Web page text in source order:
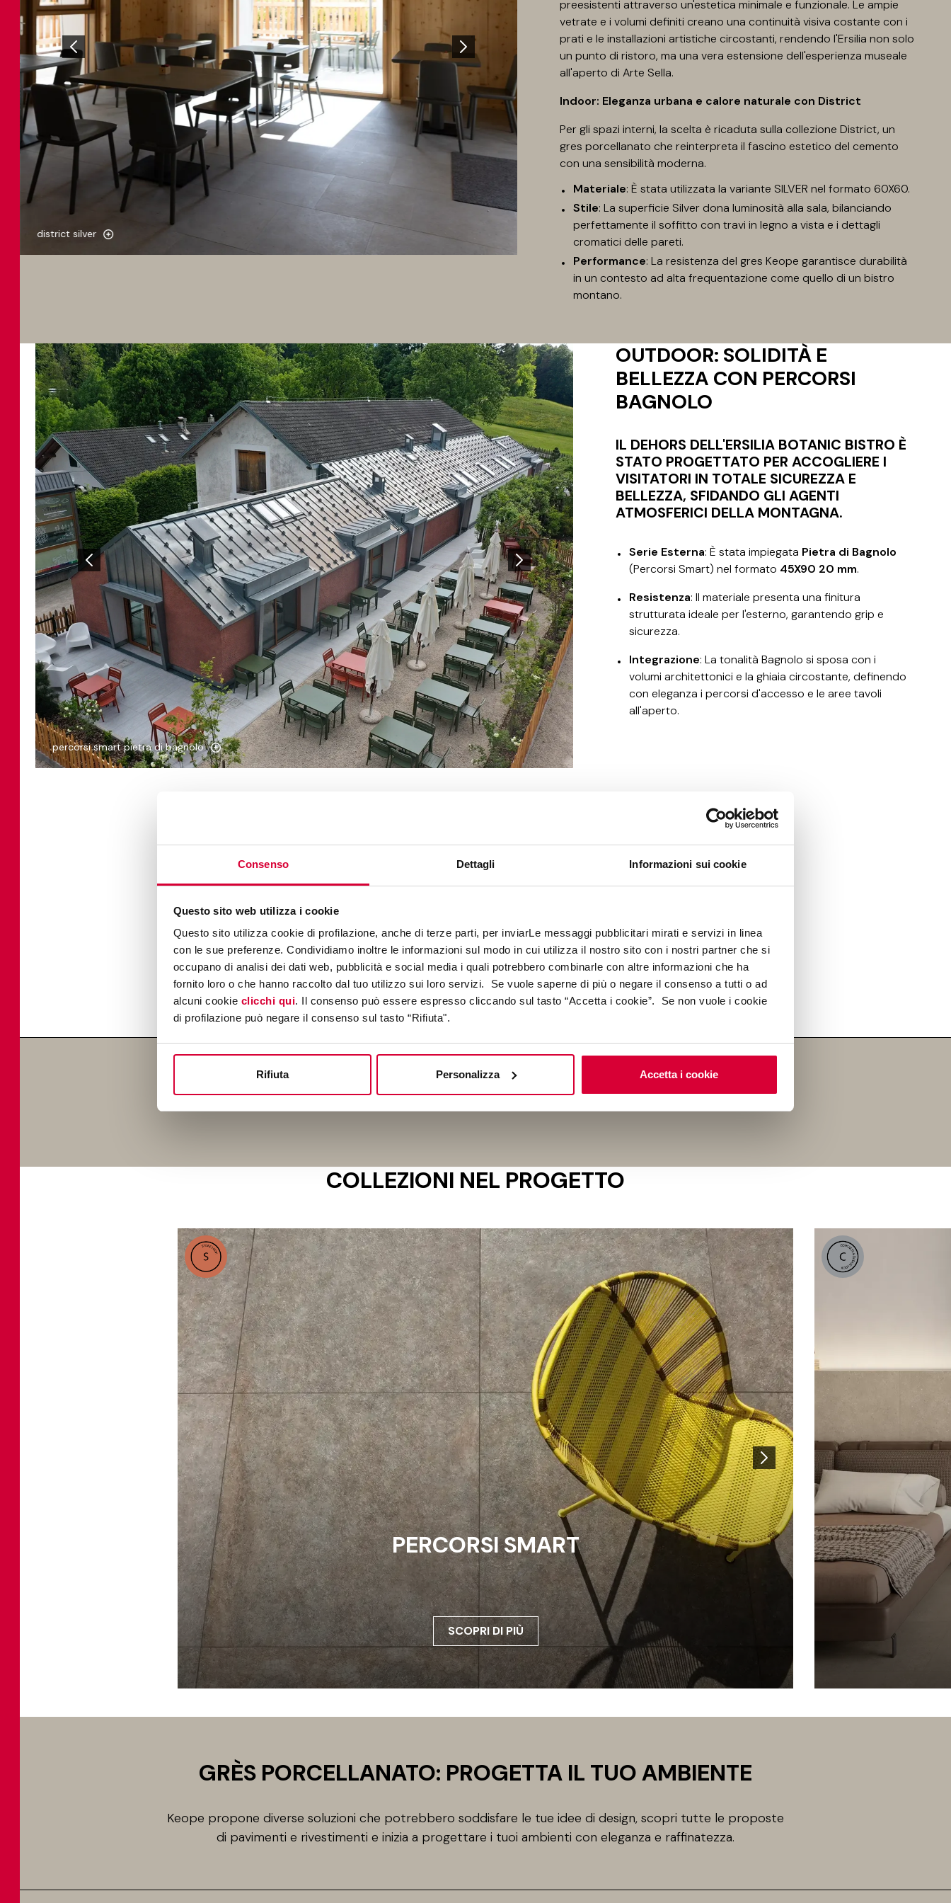
Consenso Dettagli Informazioni sui cookie
Questo sito web utilizza i cookie
Questo sito utilizza cookie di profilazione, anche di terze parti, per inviarLe messaggi pubblicitari mirati e servizi in linea
con le sue preferenze. Condividiamo inoltre le informazioni sul modo in cui utilizza il nostro sito con i nostri partner che si
occupano di analisi dei dati web, pubblicità e social media i quali potrebbero combinarle con altre informazioni che ha
fornito loro o che hanno raccolto dal tuo utilizzo sui loro servizi. Se vuole saperne di più o negare il consenso a tutti o ad
alcuni cookie clicchi qui. Il consenso può essere espresso cliccando sul tasto “Accetta i cookie”. Se non vuole i cookie
di profilazione può negare il consenso sul tasto “Rifiuta".
Rifiuta Personalizza Accetta i cookie
district silver district silver
preesistenti attraverso un'estetica minimale e funzionale. Le ampie
vetrate e i volumi definiti creano una continuità visiva costante con i
prati e le installazioni artistiche circostanti, rendendo l'Ersilia non solo
un punto di ristoro, ma una vera estensione dell'esperienza museale
all'aperto di Arte Sella.
Indoor: Eleganza urbana e calore naturale con District
Per gli spazi interni, la scelta è ricaduta sulla collezione District, un
gres porcellanato che reinterpreta il fascino estetico del cemento
con una sensibilità moderna.
Materiale: È stata utilizzata la variante SILVER nel formato 60X60.
Stile: La superficie Silver dona luminosità alla sala, bilanciando
perfettamente il soffitto con travi in legno a vista e i dettagli
cromatici delle pareti.
Performance: La resistenza del gres Keope garantisce durabilità
in un contesto ad alta frequentazione come quello di un bistro
montano.
percorsi smart pietra di bagnolo
OUTDOOR: SOLIDITÀ E
BELLEZZA CON PERCORSI
BAGNOLO
IL DEHORS DELL'ERSILIA BOTANIC BISTRO È
STATO PROGETTATO PER ACCOGLIERE I
VISITATORI IN TOTALE SICUREZZA E
BELLEZZA, SFIDANDO GLI AGENTI
ATMOSFERICI DELLA MONTAGNA.
Serie Esterna: È stata impiegata Pietra di Bagnolo
(Percorsi Smart) nel formato 45X90 20 mm.
Resistenza: Il materiale presenta una finitura
strutturata ideale per l'esterno, garantendo grip e
sicurezza.
Integrazione: La tonalità Bagnolo si sposa con i
volumi architettonici e la ghiaia circostante, definendo
con eleganza i percorsi d'accesso e le aree tavoli
all'aperto.
CREATIVITÀ E MATERIA
La collaborazione con Arte Sella Impresa Sociale testimonia l'impegno di Ceramiche Keope nel sostenere
d'arte non sono solo esposte, ma nascono e mutano insieme al bosco. In questo contesto, le superfici
Keope non si limitano a pavimentare uno spazio, ma partecipano alla narrazione del luogo: la pietra
tecnologica di Percorsi Bagnolo e l'anima contemporanea di District Silver diventano strumenti al servizio
di un'estetica che rispetta l'ambiente. Questa sinergia trasforma l'Ersilia Botanic Bistro in un manifesto di
come la materia ceramica possa elevare l'esperienza del paesaggio, rendendo omaggio alla bellezza
incontaminata di Borgo Valsugana.
Ricevi più informazioni su questo progetto
COLLEZIONI NEL PROGETTO
PERCORSI SMART
SCOPRI DI PIÙ
GRÈS PORCELLANATO: PROGETTA IL TUO AMBIENTE
Keope propone diverse soluzioni che potrebbero soddisfare le tue idee di design, scopri tutte le proposte
di pavimenti e rivestimenti e inizia a progettare i tuoi ambienti con eleganza e raffinatezza.